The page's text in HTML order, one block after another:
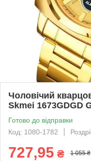
Чоловічий
Skmei 1673GDGD
Готово до відправки
Код: 1080-1782
727,95 ₴ 1 055 ₴